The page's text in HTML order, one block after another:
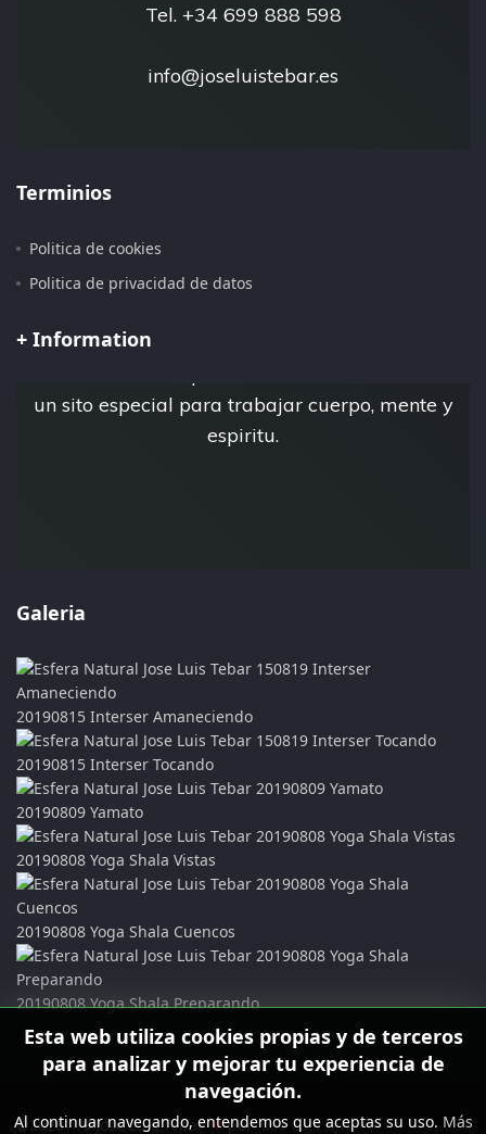
Tel. +34 699 888 598
info@joseluistebar.es
Terminios
Politica de cookies
Politica de privacidad de datos
Esta web utiliza cookies propias y de terceros
para analizar y mejorar tu experiencia de
navegación.
Al continuar navegando, entendemos que aceptas su uso. Más
+ Information
Pagina iniciada 15 de Julio del 2.019
Esta es la pagina personal de Jose Luis Tebar,
un sito especial para trabajar cuerpo, mente y
espiritu.
Galeria
20190815 Interser Amaneciendo
20190815 Interser Tocando
20190809 Yamato
20190808 Yoga Shala Vistas
20190808 Yoga Shala Cuencos
20190808 Yoga Shala Preparando
©2026 -19 Jose Luis Tebar♥porJose Luis Tebar